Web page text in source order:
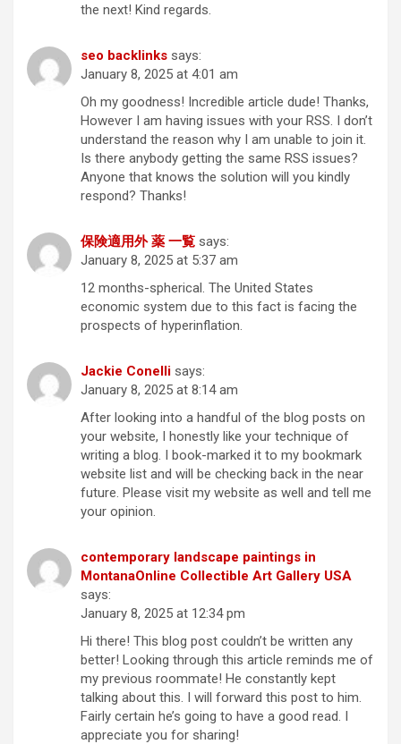
the next! Kind regards.
seo backlinks says:
January 8, 2025 at 4:01 am
Oh my goodness! Incredible article dude! Thanks,
However I am having issues with your RSS. I don’t
understand the reason why I am unable to join it.
Is there anybody getting the same RSS issues?
Anyone that knows the solution will you kindly
respond? Thanks!
保険適用外 薬 一覧 says:
January 8, 2025 at 5:37 am
12 months-spherical. The United States
economic system due to this fact is facing the
prospects of hyperinflation.
Jackie Conelli says:
January 8, 2025 at 8:14 am
After looking into a handful of the blog posts on
your website, I honestly like your technique of
writing a blog. I book-marked it to my bookmark
website list and will be checking back in the near
future. Please visit my website as well and tell me
your opinion.
contemporary landscape paintings in
MontanaOnline Collectible Art Gallery USA
says:
January 8, 2025 at 12:34 pm
Hi there! This blog post couldn’t be written any
better! Looking through this article reminds me of
my previous roommate! He constantly kept
talking about this. I will forward this post to him.
Fairly certain he’s going to have a good read. I
appreciate you for sharing!